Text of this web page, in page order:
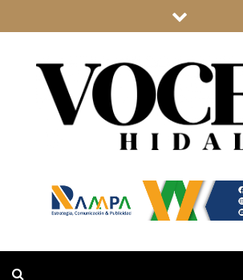
al
VOCES
HIDALGO